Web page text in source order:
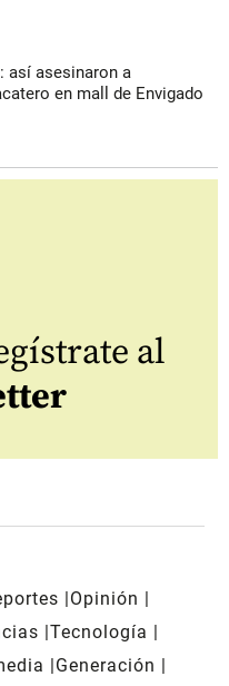
así asesinaron a
en mall de Envigado
al
Opinión
Tecnología
Generación